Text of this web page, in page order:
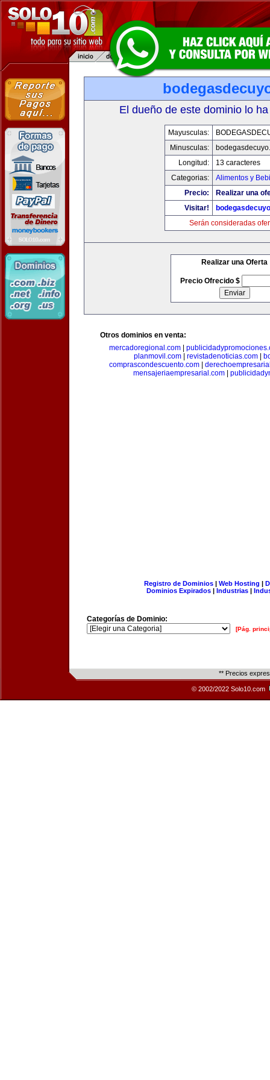
El dueño de este dominio lo
Mayusculas:
Minusculas:
Longitud:
13 caracteres
Categorias:
Alimentos y
Precio:
Realizar una
Visitar!
Serán consideradas
Realizar una Oferta
Precio Ofrecido $
Otros dominios en venta:
mercadoregional.com
planmovil.com| revistadenoticias.com|
comprascondescuento.com
mensajeriaempresarial.com|
Registro de Dominios| Web Hosting |
Dominios Expirados | Industrias |
Categorías de Dominio:
[Pág.
** Precios
© 2002/2022 Solo10.com